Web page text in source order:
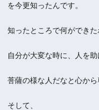
を今更知ったんです。
知ったところで何ができた
自分が大変な時に、人を
菩薩の様な人だなと心から
そして、